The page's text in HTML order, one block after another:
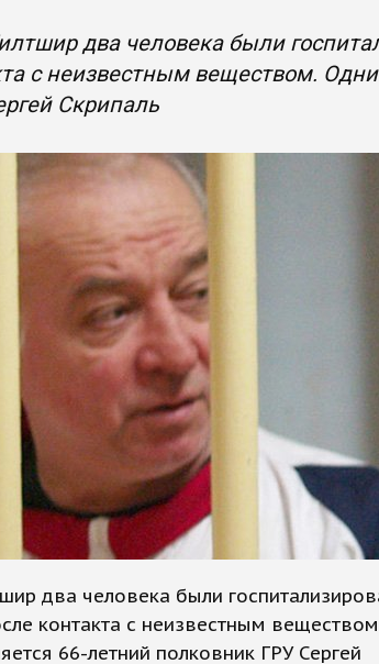
два человека были
с неизвестным веществом.
Скрипаль
два человека были
контакта с неизвестным
66-летний полковник ГРУ Сергей